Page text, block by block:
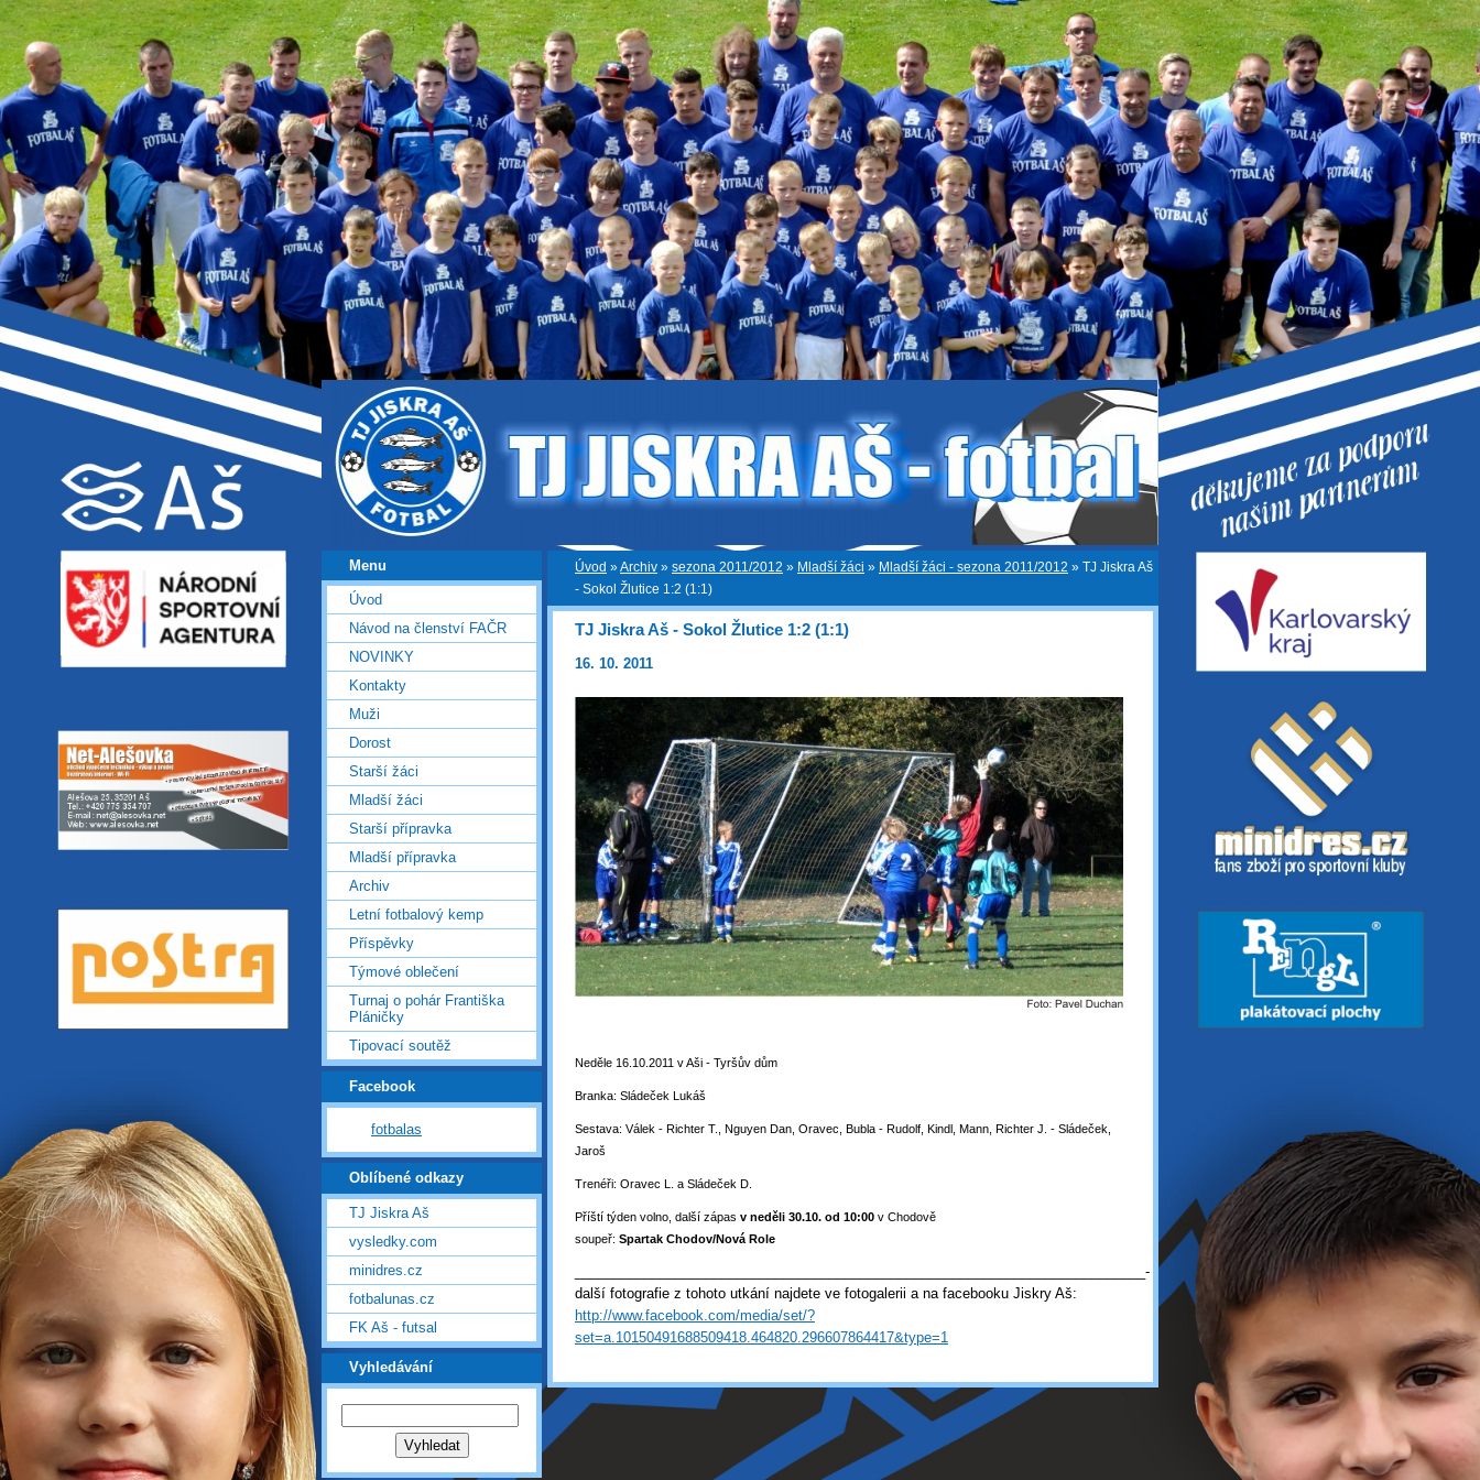
Úvod »Archiv » sezona 2011/2012 » Mladší žáci » Mladší žáci - sezona 2011/2012 » TJ Jiskra Aš
- Sokol Žlutice 1:2 (1:1)
TJ Jiskra Aš - Sokol Žlutice 1:2 (1:1)
16. 10. 2011
Neděle 16.10.2011 v Aši - Tyršův dům
Branka: Sládeček Lukáš
Sestava: Válek - Richter T., Nguyen Dan, Oravec, Bubla - Rudolf, Kindl, Mann, Richter J. - Sládeček,
Jaroš
Trenéři: Oravec L. a Sládeček D.
Příští týden volno, další zápas v neděli 30.10. od 10:00 v Chodově
soupeř: Spartak Chodov/Nová Role
__________________________________________________________________________-
další fotografie z tohoto utkání najdete ve fotogalerii a na facebooku Jiskry Aš:
http://www.facebook.com/media/set/?
set=a.10150491688509418.464820.296607864417&type=1
Menu
Úvod
Návod na členství FAČR
NOVINKY
Kontakty
Muži
Dorost
Starší žáci
Mladší žáci
Starší přípravka
Mladší přípravka
Archiv
Letní fotbalový kemp
Příspěvky
Týmové oblečení
Turnaj o pohár Františka
Pláničky
Tipovací soutěž
Facebook
fotbalas
Oblíbené odkazy
TJ Jiskra Aš
vysledky.com
minidres.cz
fotbalunas.cz
FK Aš - futsal
Vyhledávání